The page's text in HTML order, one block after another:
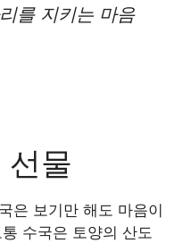
를 지키는 마음
선물
은 보기만 해도 마음이
수국은 토양의 산도